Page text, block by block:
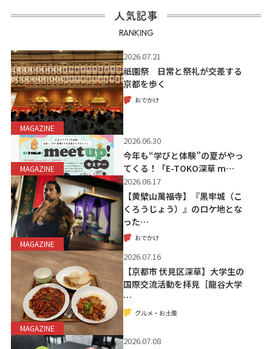
人気記事
RANKING
MAGAZINE
2026.07.21
祇園祭 日常と祭礼が交差する
京都を歩く
おでかけ
MAGAZINE
2026.06.30
今年も“学びと体験”の夏がやっ
てくる！「E-TOKO深草 m…
MAGAZINE
2026.06.17
【黄檗山萬福寺】『黒牢城（こ
くろうじょう）』のロケ地とな
った…
おでかけ
MAGAZINE
2026.07.16
【京都市 伏見区深草】大学生の
国際交流活動を拝見［龍谷大学
…
グルメ・お土産
2026.07.08